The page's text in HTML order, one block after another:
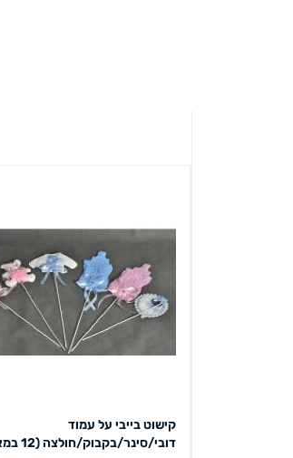
קישוט בייבי על עמוד
דובי/סינר/בקבוק/חולצה (12 במארז)